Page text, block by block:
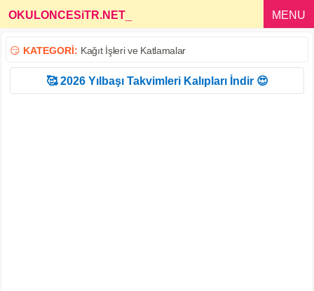
OKULONCESiTR.NET MENU
😏 KATEGORİ: Kağıt İşleri ve Katlamalar
🥰 2026 Yılbaşı Takvimleri Kalıpları İndir 😍